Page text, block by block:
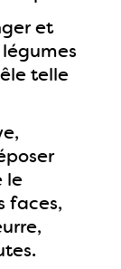
et
telle
le
faces,